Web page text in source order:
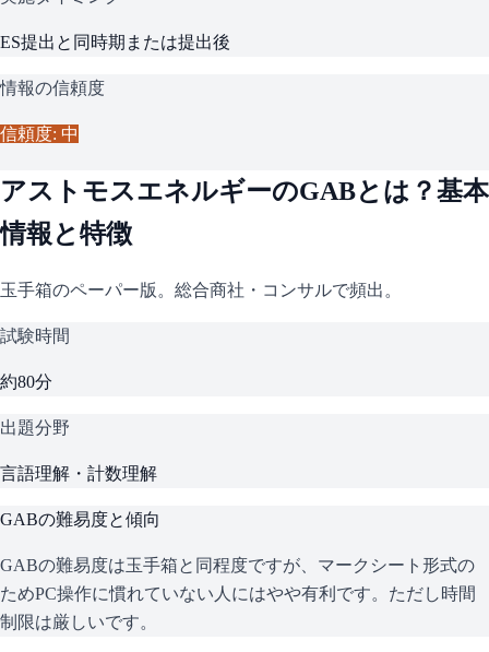
ES提出と同時期または提出後
情報の信頼度
信頼度: 中
アストモスエネルギーのGABとは？基本
情報と特徴
玉手箱のペーパー版。総合商社・コンサルで頻出。
試験時間
約80分
出題分野
言語理解・計数理解
GABの難易度と傾向
GABの難易度は玉手箱と同程度ですが、マークシート形式の
ためPC操作に慣れていない人にはやや有利です。ただし時間
制限は厳しいです。